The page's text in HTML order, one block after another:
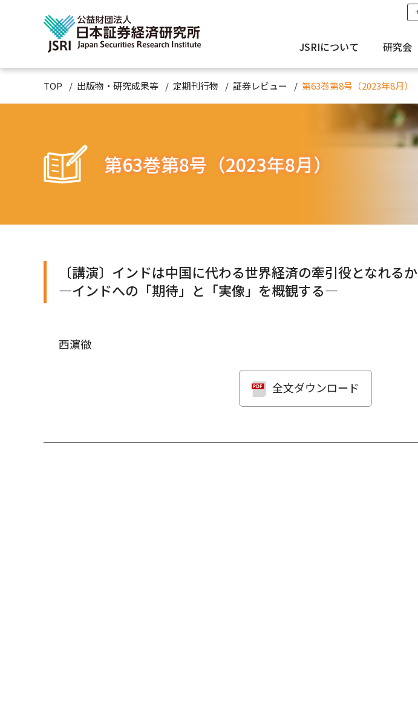
JSRIについて 研究会
TOP 出版物・研究成果等 定期刊行物 証券レビュー 第63巻第8号（2023年8月）
第63巻第8号（2023年8月）
〔講演〕インドは中国に代わる世界経済の牽引役となれるか
—インドへの「期待」と「実像」を概観する—
西濵徹
全文ダウンロード